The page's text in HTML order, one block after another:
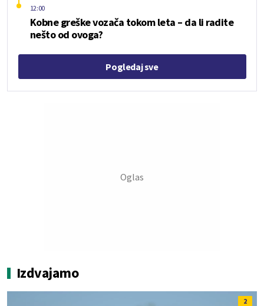
Kobne greške vozača tokom leta – da li radite
nešto od ovoga?
12:00
Pogledaj sve
Izdvajamo
2